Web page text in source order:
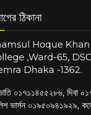
ঠিকানা
Hoque
,Ward-65,
Dhaka -1362.
০১৭১১৪৫৫২৮৬, দিবা
ভার্সন ০১৯৫০৯৪১৯২৯,